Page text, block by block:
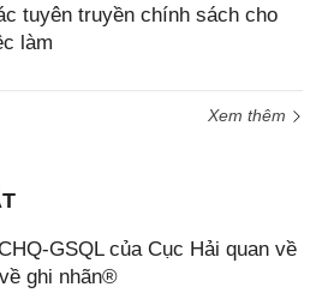
tuyên truyền chính sách cho
làm
Xem thêm
GSQL của Cục Hải quan về
ghi nhãn®